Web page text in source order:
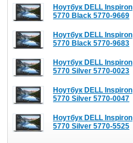
Ноутбук DELL Inspiron
5770 Black 5770-9669
Ноутбук DELL Inspiron
5770 Black 5770-9683
Ноутбук DELL Inspiron
5770 Silver 5770-0023
Ноутбук DELL Inspiron
5770 Silver 5770-0047
Ноутбук DELL Inspiron
5770 Silver 5770-5525